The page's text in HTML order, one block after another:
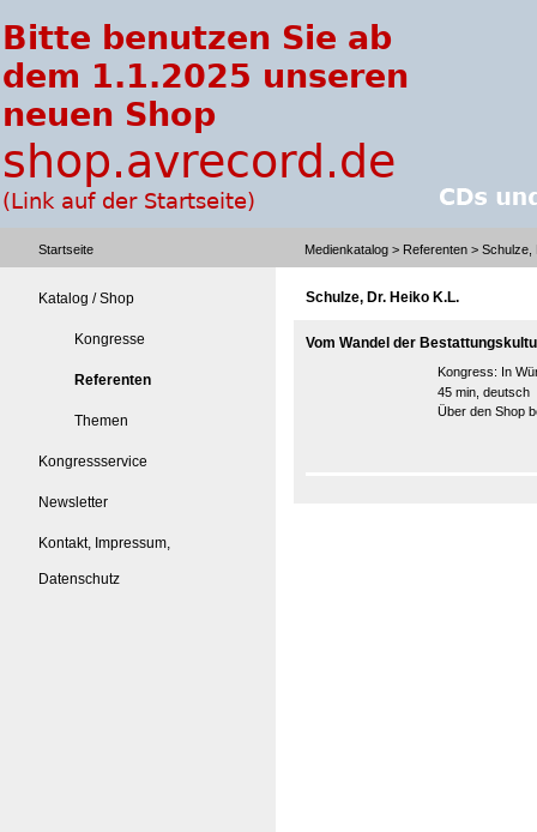
Startseite Medienkatalog > Referenten > Schulze,
Katalog / Shop
Kongresse
Referenten
Themen
Kongressservice
Newsletter
Kontakt, Impressum,
Datenschutz
Schulze, Dr. Heiko K.L.
Vom Wandel der
Kongress: In
45 min, deutsch
Über den Shop